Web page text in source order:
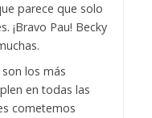
parece que solo
¡Bravo Pau! Becky
los más
en todas las
cometemos